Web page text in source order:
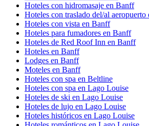
Hoteles con hidromasaje en Banff
Hoteles con traslado del/al
Hoteles con vista en Banff
Hoteles para fumadores en Banff
Hoteles de Red Roof Inn en Banff
Hoteles en Banff
Lodges en Banff
Moteles en Banff
Hoteles con spa en Beltline
Hoteles con spa en Lago Louise
Hoteles de ski en Lago Louise
Hoteles de lujo en Lago Louise
Hoteles históricos en Lago Louise